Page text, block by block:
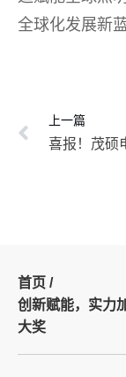
全球化发展新蓝
上一篇
首页 /
创新赋能，实力
大奖